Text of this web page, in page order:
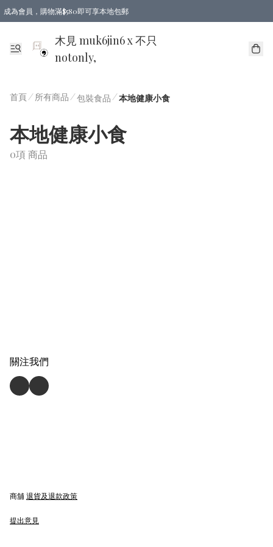
成為會員，購物滿$580即可享本地包郵
亞洲地區買滿$780包郵，歐美地區買滿$980包郵
木見 muk6jin6 x 不只
notonly,
首頁/ 所有商品 /包裝食品 /本地健康小食
本地健康小食
0項 商品
關注我們
商舖退貨及退款政策
提出意見